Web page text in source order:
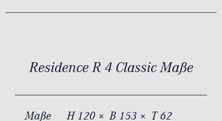
Residence R 4 Classic Maße
Maße
H 120 × B 153 × T 62